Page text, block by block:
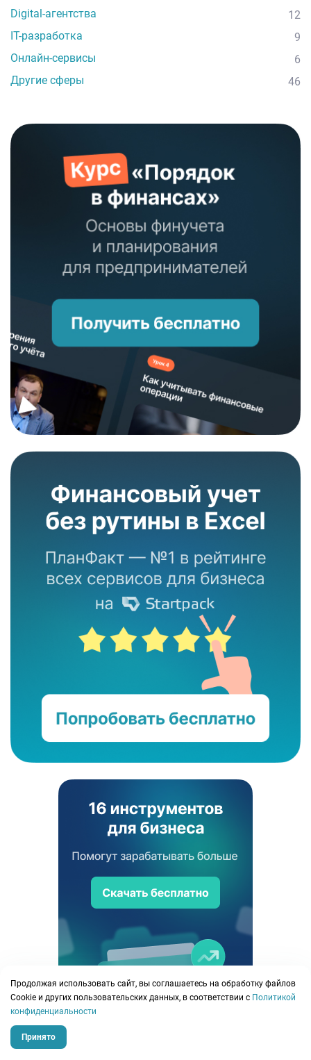
Digital-агентства
12
IT-разработка
9
Онлайн-сервисы
6
Другие сферы
46
Продолжая использовать сайт, вы соглашаетесь на обработку файлов
Сookie и других пользовательских данных, в соответствии с Политикой
конфиденциальности
Принято